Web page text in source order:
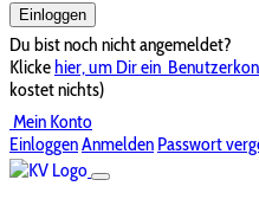
Einloggen
Du bist noch nicht angemeldet?
Klickehier, um Dir ein
kostet nichts)
Mein Konto
EinloggenAnmelden Passwort